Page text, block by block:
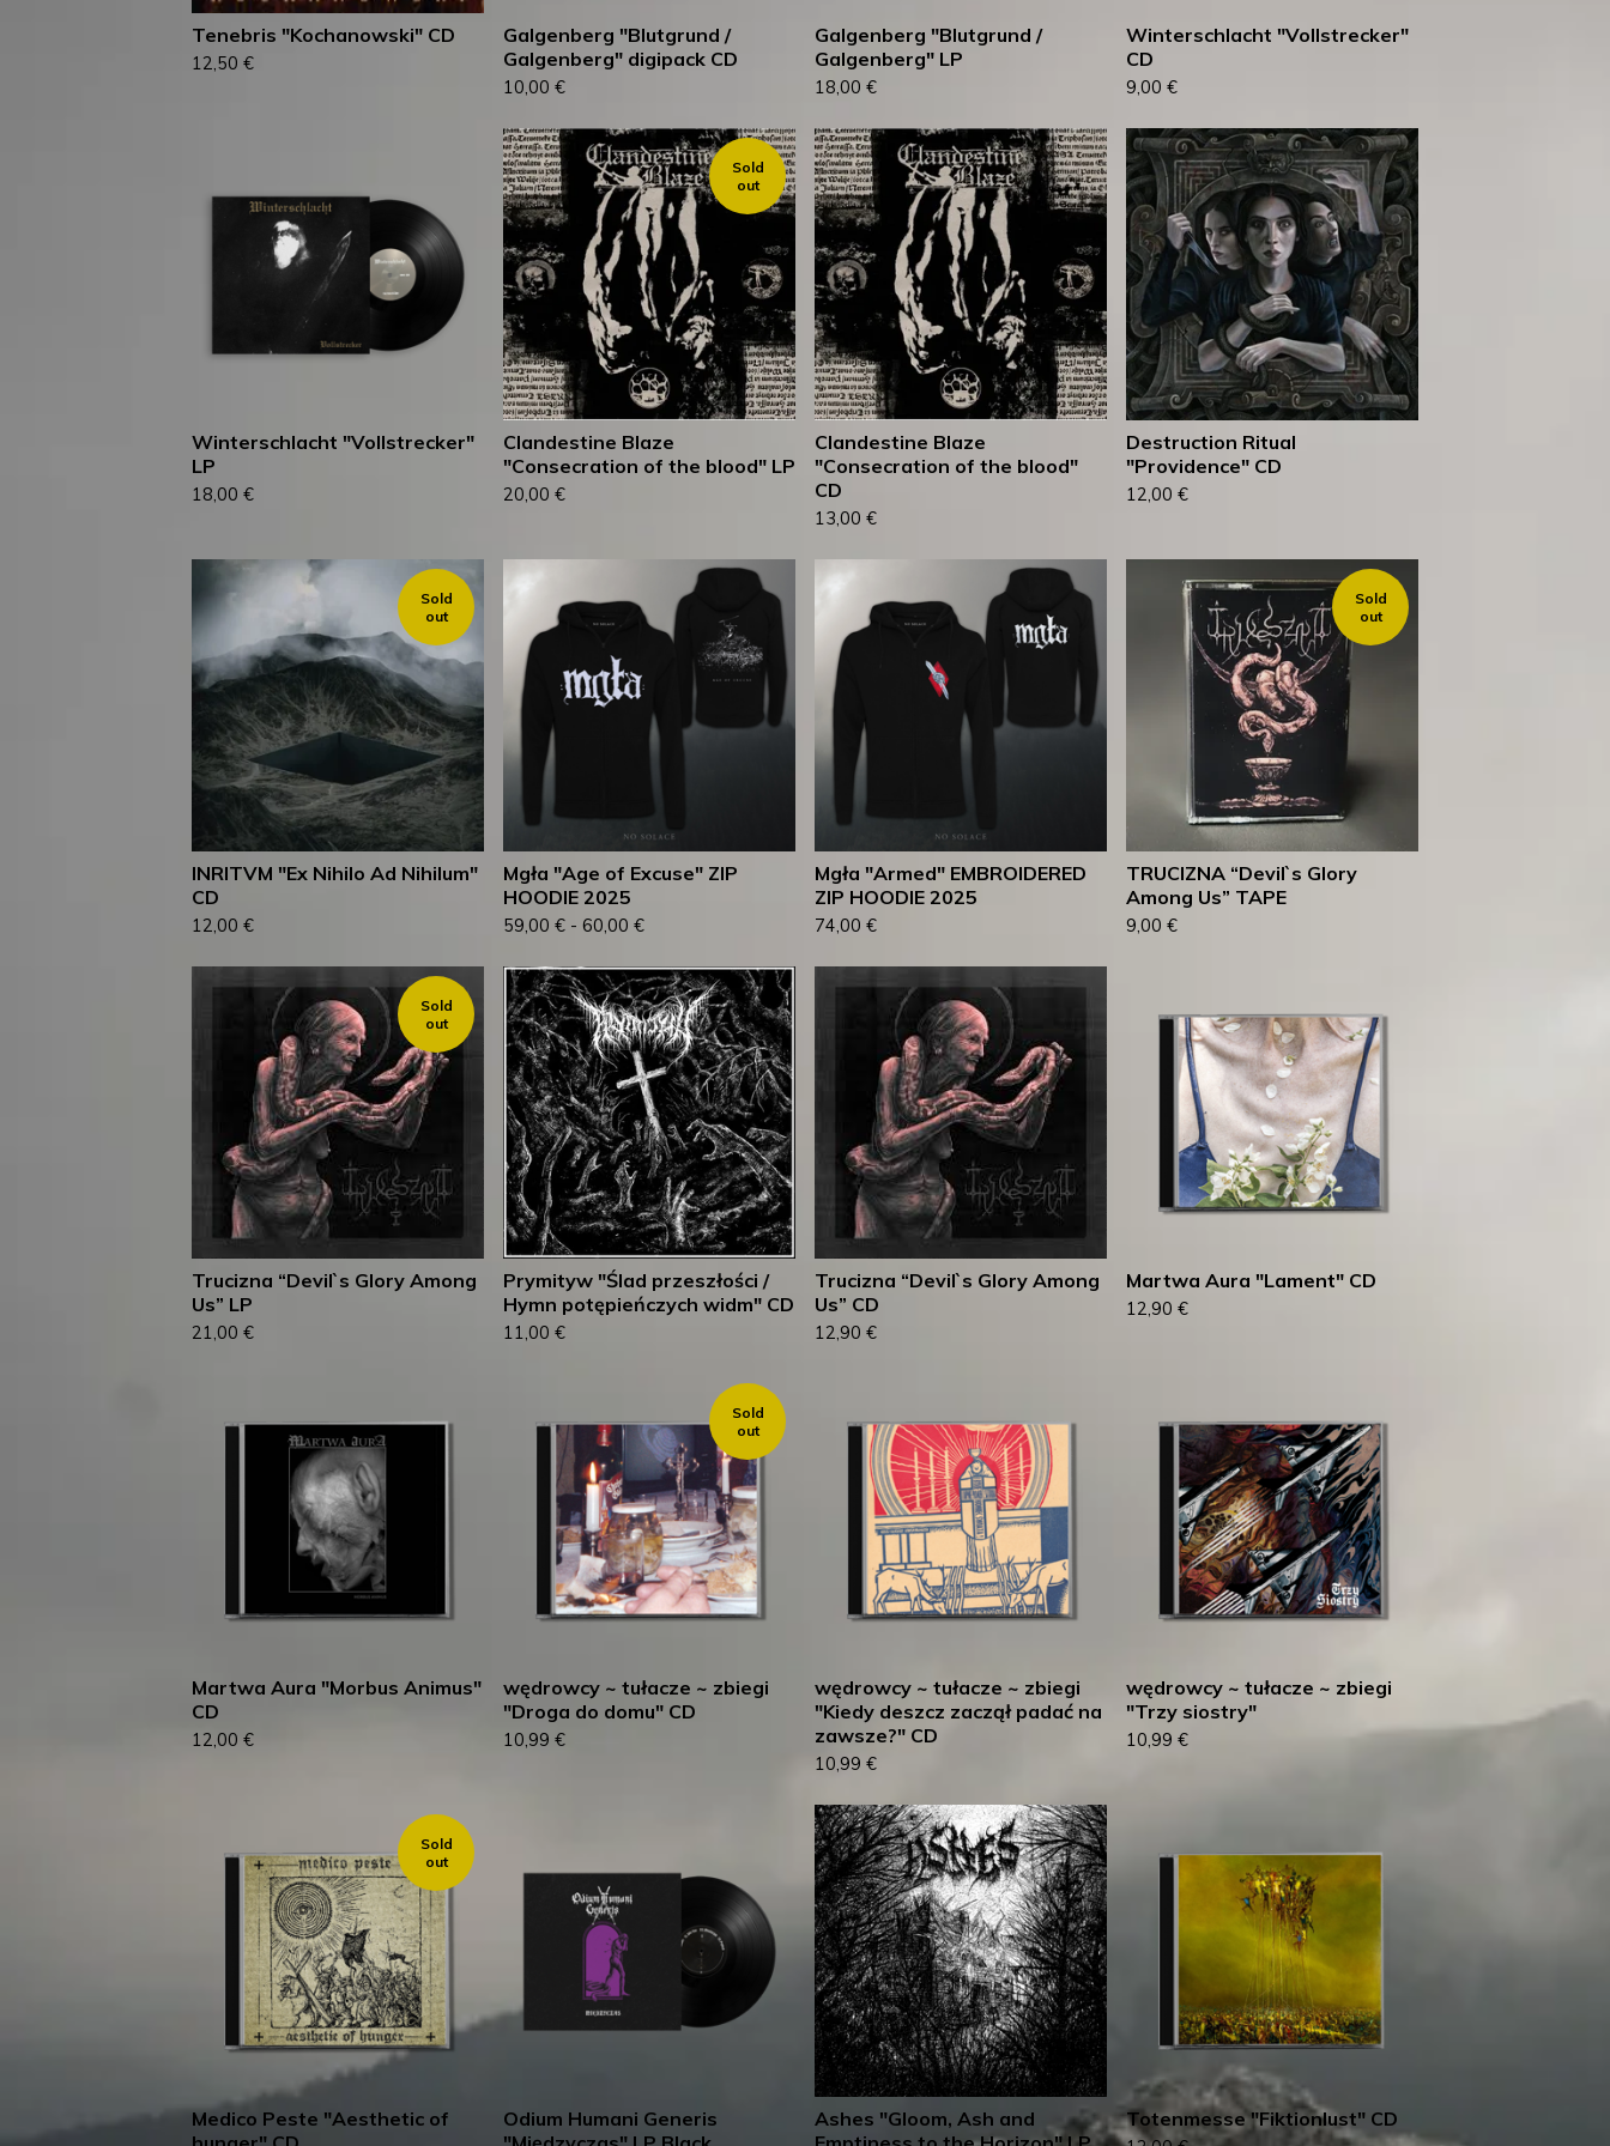
Tenebris "Kochanowski" CD
12,50 €
Galgenberg "Blutgrund /
Galgenberg" digipack CD
10,00 €
Galgenberg "Blutgrund /
Galgenberg" LP
18,00 €
Winterschlacht ‎"Vollstrecker"
CD
9,00 €
Winterschlacht ‎"Vollstrecker"
LP
18,00 €
Sold
out
Clandestine Blaze
"Consecration of the blood" LP
20,00 €
Clandestine Blaze
"Consecration of the blood"
CD
13,00 €
Destruction Ritual
"Providence" CD
12,00 €
Sold
out
INRITVM "Ex Nihilo Ad Nihilum"
CD
12,00 €
Mgła "Age of Excuse" ZIP
HOODIE 2025
59,00 € - 60,00 €
Mgła "Armed" EMBROIDERED
ZIP HOODIE 2025
74,00 €
Sold
out
TRUCIZNA “Devil`s Glory
Among Us” TAPE
9,00 €
Sold
out
Trucizna “Devil`s Glory Among
Us” LP
21,00 €
Prymityw "Ślad przeszłości /
Hymn potępieńczych widm" CD
11,00 €
Trucizna “Devil`s Glory Among
Us” CD
12,90 €
Martwa Aura "Lament" CD
12,90 €
Martwa Aura "Morbus Animus"
CD
12,00 €
Sold
out
wędrowcy ~ tułacze ~ zbiegi
"Droga do domu" CD
10,99 €
wędrowcy ~ tułacze ~ zbiegi
"Kiedy deszcz zaczął padać na
zawsze?" CD
10,99 €
wędrowcy ~ tułacze ~ zbiegi
"Trzy siostry"
10,99 €
Sold
out
Medico Peste "Aesthetic of
Odium Humani Generis
Ashes "Gloom, Ash and
Totenmesse "Fiktionlust" CD